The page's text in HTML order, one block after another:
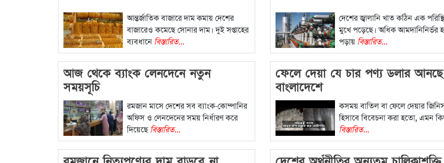
আন্তর্জাতিক বাজারে দাম কমায় দেশের
বাজারেও কমেছে সোনার দাম। দুই সপ্তাহের
ব্যবধানে বিস্তারিত...
দেশের জ্বালানি খাত কঠিন এক
মুখে পড়েছে। অধিক আমদানিনির্ভর
পড়ায় বিস্তারিত...
আজ থেকে ব্যাংক লেনদেনে নতুন
সময়সূচি
রমজান মাসে দেশের সব ব্যাংক-কোম্পানির
অফিস ও লেনদেনের সময় নির্ধারণ করে
দিয়েছে বিস্তারিত...
ফেলে দেয়া যে চার পণ্য ডলার আনছে
বাংলাদেশে
কসময় বাতিল বা ফেলে দেয়ার
হিসাবে বিবেচনা করা হতো, এমন
বিস্তারিত...